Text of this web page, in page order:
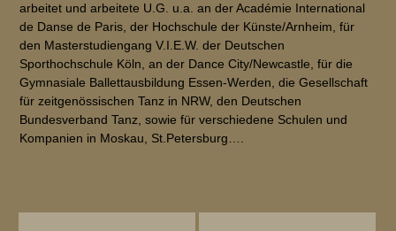
arbeitet und arbeitete U.G. u.a. an der Académie International
de Danse de Paris, der Hochschule der Künste/Arnheim, für
den Masterstudiengang V.I.E.W. der Deutschen
Sporthochschule Köln, an der Dance City/Newcastle, für die
Gymnasiale Ballettausbildung Essen-Werden, die Gesellschaft
für zeitgenössischen Tanz in NRW, den Deutschen
Bundesverband Tanz, sowie für verschiedene Schulen und
Kompanien in Moskau, St.Petersburg….